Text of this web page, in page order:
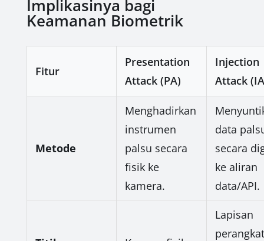
Implikasinya bagi
Keamanan Biometrik
Fitur
Presentation
Attack (PA)
Injection
Attack
Metode
Menghadirkan
instrumen
palsu secara
fisik ke
kamera.
data
secara
ke aliran
data/API.
Lapisan
perangkat